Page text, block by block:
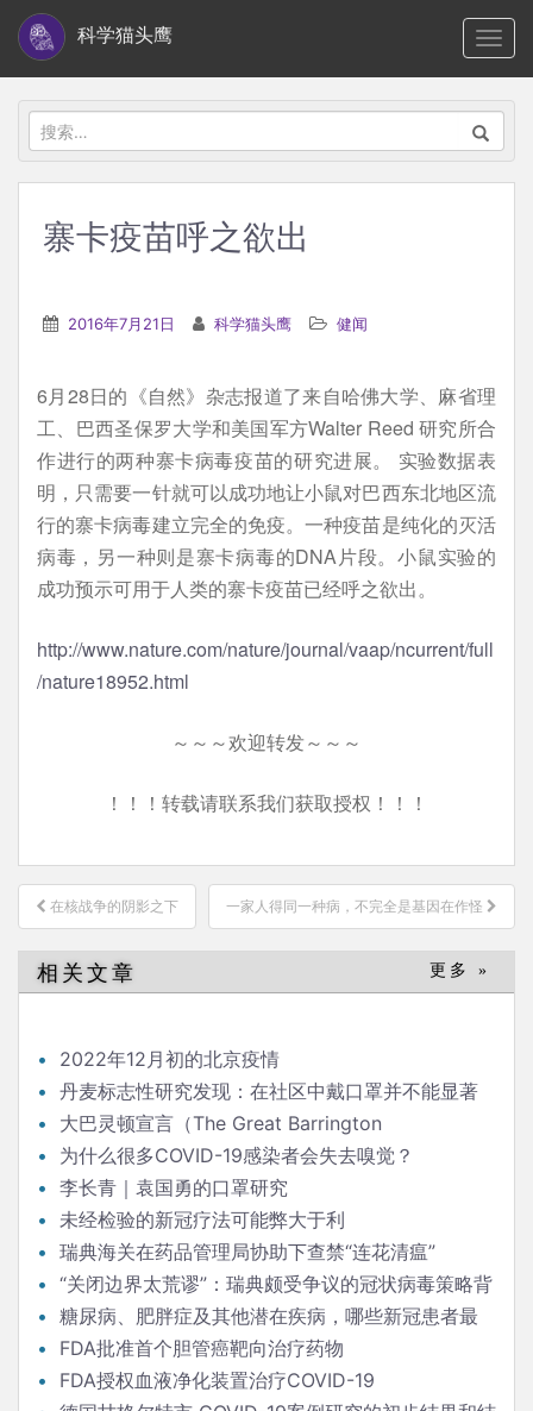
i
科学猫头鹰
搜
索：
寨卡疫苗呼之欲出
2016年7月21日 科学猫头鹰 健闻
6月28日的《自然》杂志报道了来自哈佛大学、麻省理
工、巴西圣保罗大学和美国军方Walter Reed 研究所合
作进行的两种寨卡病毒疫苗的研究进展。 实验数据表
明，只需要一针就可以成功地让小鼠对巴西东北地区流
行的寨卡病毒建立完全的免疫。一种疫苗是纯化的灭活
病毒，另一种则是寨卡病毒的DNA片段。小鼠实验的
成功预示可用于人类的寨卡疫苗已经呼之欲出。
http://www.nature.com/nature/journal/vaap/ncurrent/full
/nature18952.html
～～～欢迎转发～～～
！！！转载请联系我们获取授权！！！
文
章
导
航
在核战争的阴影之下 一家人得同一种病，不完全是基因在作怪
相关文章 更多 »
2022年12月初的北京疫情
丹麦标志性研究发现：在社区中戴口罩并不能显著
降低（新冠）感染率
大巴灵顿宣言（The Great Barrington
Declaration）
为什么很多COVID-19感染者会失去嗅觉？
李长青｜袁国勇的口罩研究
未经检验的新冠疗法可能弊大于利
瑞典海关在药品管理局协助下查禁“连花清瘟”
“关闭边界太荒谬”：瑞典颇受争议的冠状病毒策略背
后的流行病学家
糖尿病、肥胖症及其他潜在疾病，哪些新冠患者最
危险？
FDA批准首个胆管癌靶向治疗药物
FDA授权血液净化装置治疗COVID-19